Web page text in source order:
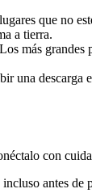
que no
a tierra.
más
una descarga
con
antes